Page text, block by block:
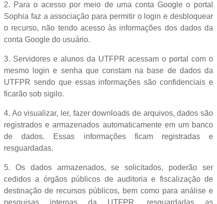
2. Para o acesso por meio de uma conta Google o portal
Sophia faz a associação para permitir o login e desbloquear
o recurso, não tendo acesso às informações dos dados da
conta Google do usuário.
3. Servidores e alunos da UTFPR acessam o portal com o
mesmo login e senha que constam na base de dados da
UTFPR sendo que essas informações são confidenciais e
ficarão sob sigilo.
4. Ao visualizar, ler, fazer downloads de arquivos, dados são
registrados e armazenados automaticamente em um banco
de dados. Essas informações ficam registradas e
resguardadas.
5. Os dados armazenados, se solicitados, poderão ser
cedidos a órgãos públicos de auditoria e fiscalização de
destinação de recursos públicos, bem como para análise e
pesquisas internas da UTFPR, resguardadas as